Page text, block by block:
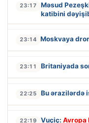
23:17
Məsud
katibini
23:14 Moskvaya
23:11 Britaniyada
22:25 Bu ərazilərdə
22:19 Vuçiç: Avropa